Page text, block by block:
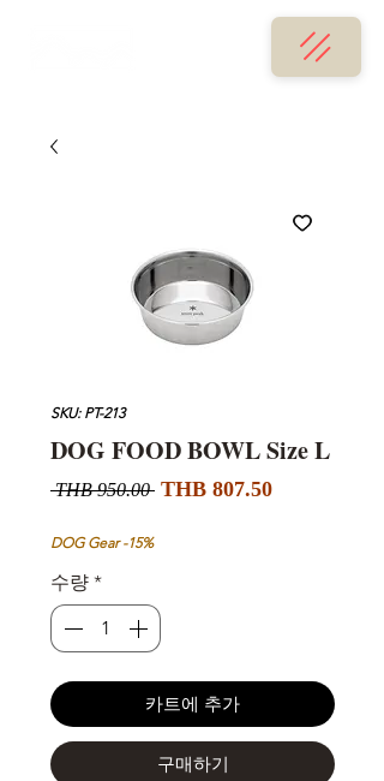
SKU: PT-213
DOG FOOD BOWL Size L
THB 950.00 일
가
THB 807.50할
DOG Gear -15%
수량 *
카트에 추가
구매하기